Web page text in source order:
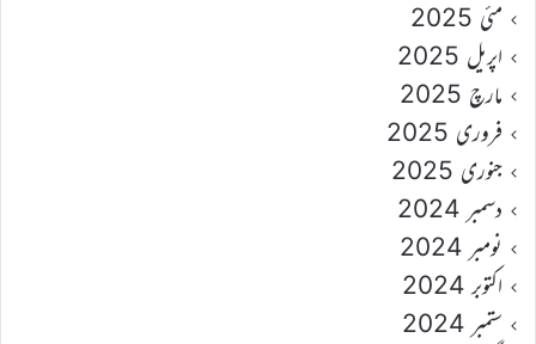
مئی 2025
اپریل 2025
مارچ 2025
فروری 2025
جنوری 2025
دسمبر 2024
نومبر 2024
اکتوبر 2024
ستمبر 2024